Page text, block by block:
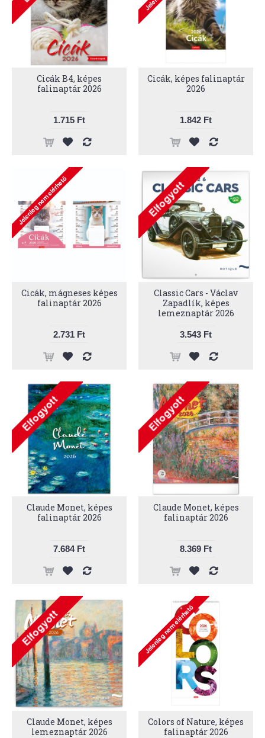
Cicák B4, képes
falinaptár 2026
1.715 Ft
Cicák, képes falinaptár
2026
1.842 Ft
Cicák, mágneses képes
falinaptár 2026
2.731 Ft
Classic Cars - Václav
Zapadlík, képes
lemeznaptár 2026
3.543 Ft
Claude Monet, képes
falinaptár 2026
7.684 Ft
Claude Monet, képes
falinaptár 2026
8.369 Ft
Claude Monet, képes
lemeznaptár 2026
Colors of Nature, képes
falinaptár 2026